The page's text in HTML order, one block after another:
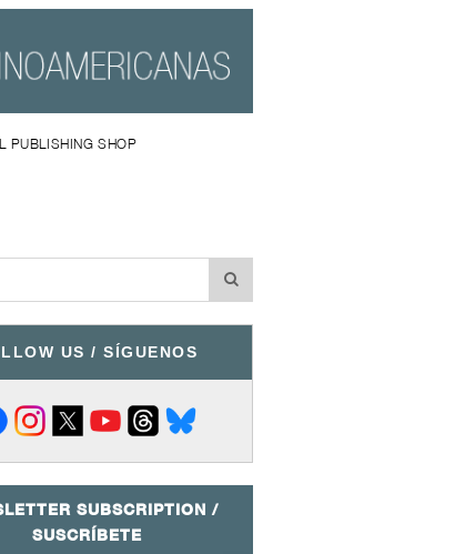
PUBLISHING SHOP
US / SÍGUENOS
SUBSCRIPTION /
SUSCRÍBETE